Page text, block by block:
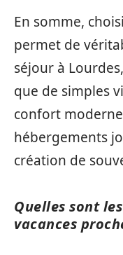
En somme,
permet de
séjour à
que de simples
confort
hébergements
création de
Quelles sont
vacances